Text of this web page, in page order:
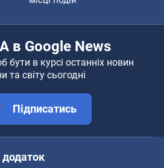
в Google News
бути в курсі останніх новин
та світу сьогодні
Підписатись